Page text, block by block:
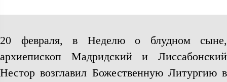
20 февраля, в Неделю о блудном сыне,
архиепископ Мадридский и Лиссабонский
Нестор возглавил Божественную Литургию в